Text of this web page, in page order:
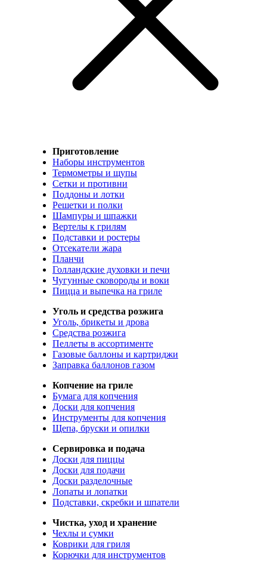
Приготовление
Наборы инструментов
Термометры и щупы
Сетки и противни
Поддоны и лотки
Решетки и полки
Шампуры и шпажки
Вертелы к грилям
Подставки и ростеры
Отсекатели жара
Планчи
Голландские духовки и печи
Чугунные сковороды и воки
Пицца и выпечка на гриле
Уголь и средства розжига
Уголь, брикеты и дрова
Средства розжига
Пеллеты в ассортименте
Газовые баллоны и картриджи
Заправка баллонов газом
Копчение на гриле
Бумага для копчения
Доски для копчения
Инструменты для копчения
Щепа, бруски и опилки
Сервировка и подача
Доски для пиццы
Доски для подачи
Доски разделочные
Лопаты и лопатки
Подставки, скребки и шпатели
Чистка, уход и хранение
Чехлы и сумки
Коврики для гриля
Корючки для инструментов